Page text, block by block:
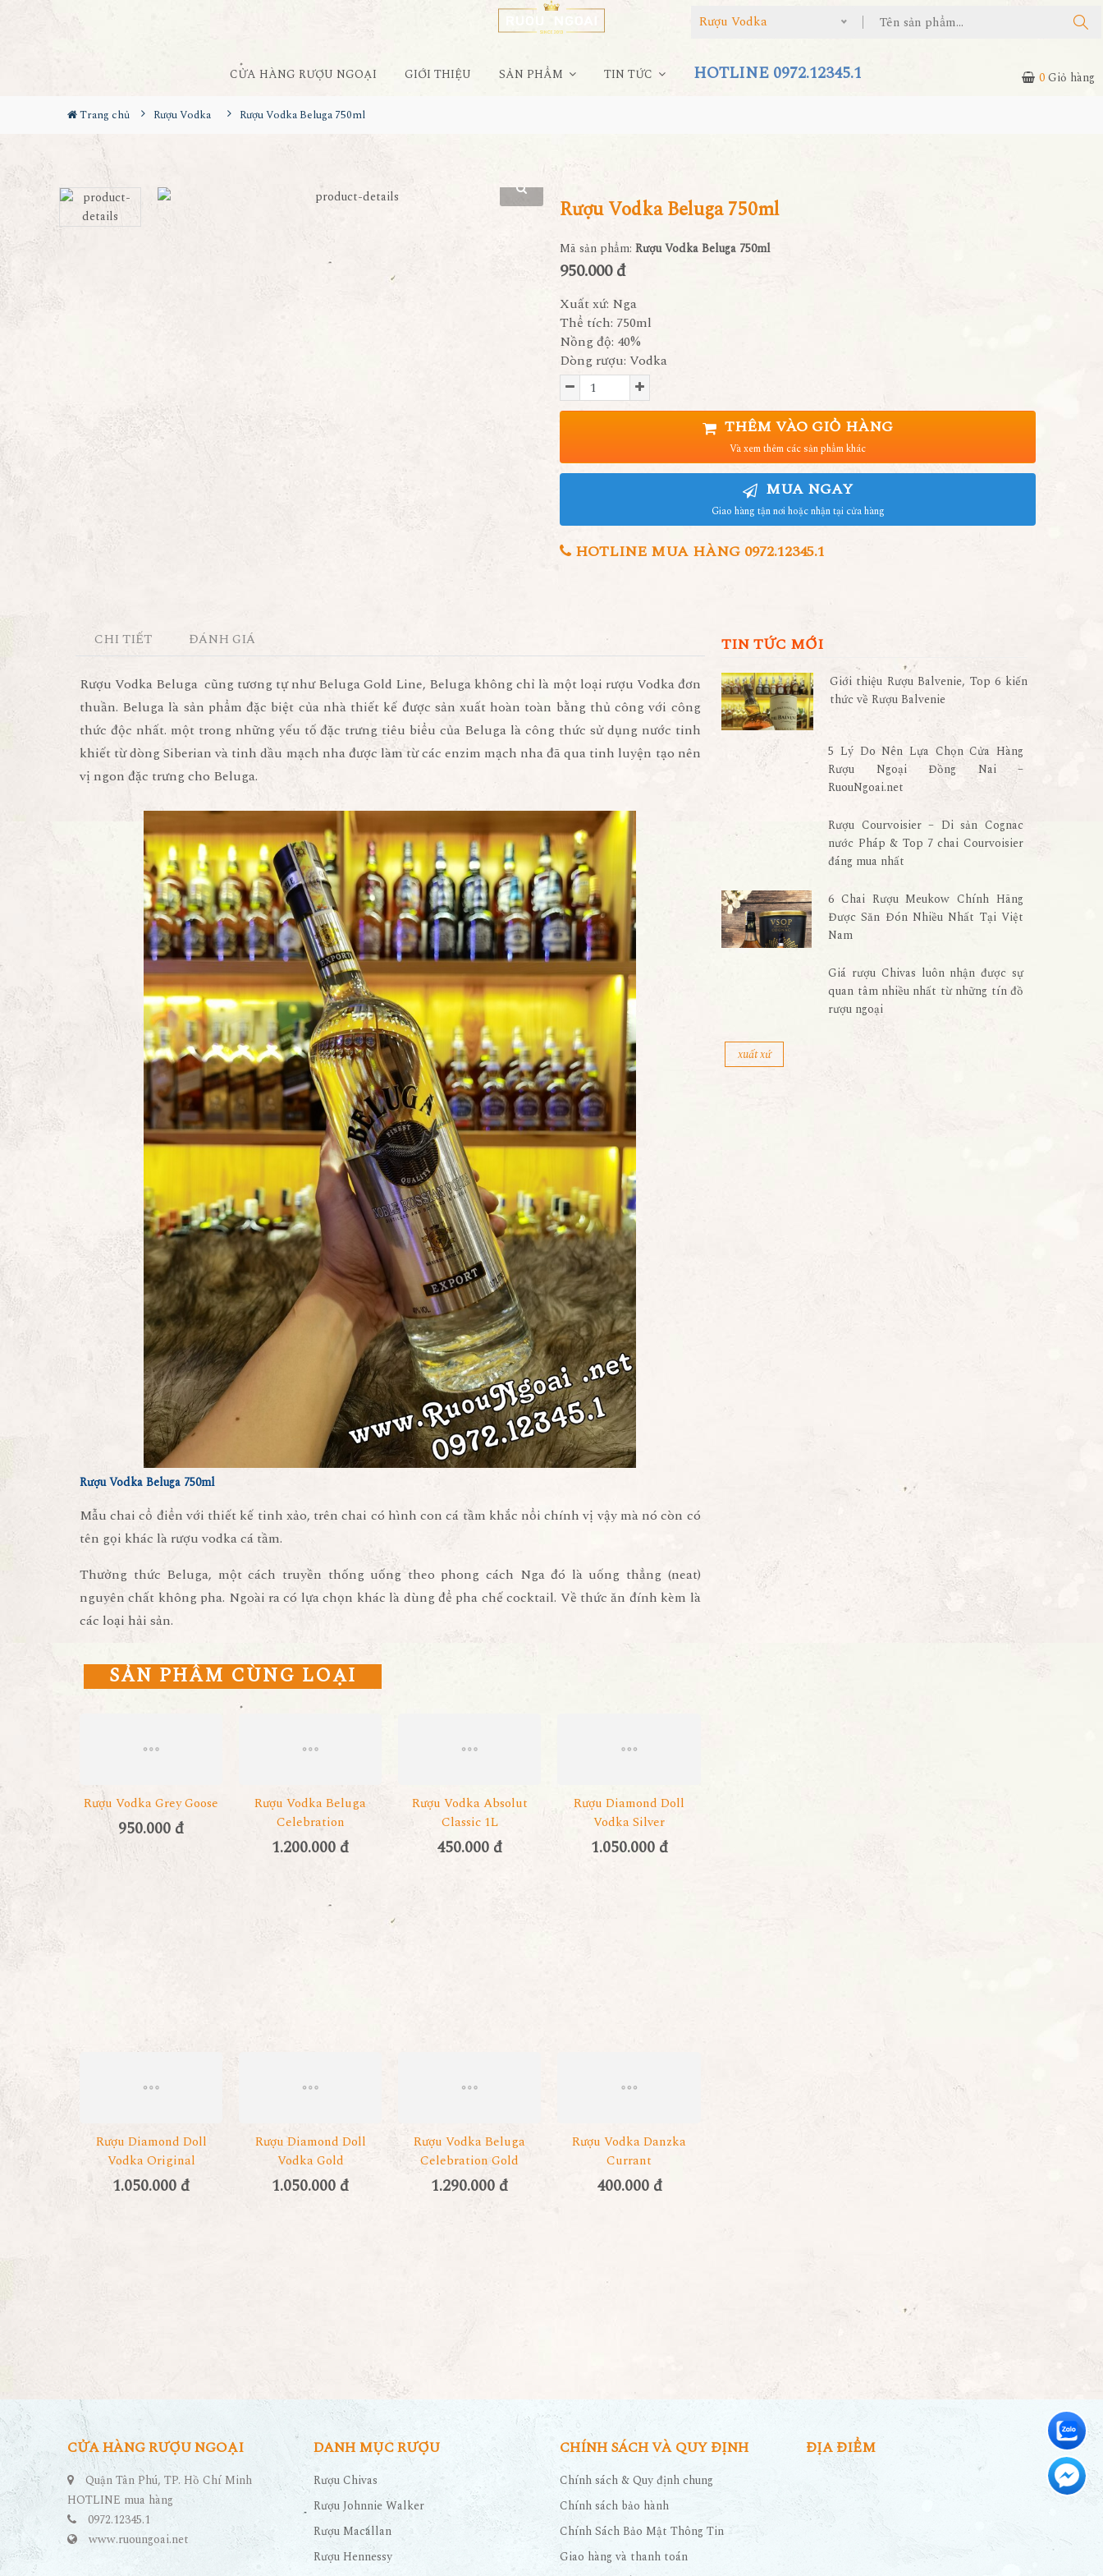
Rượu Vodka
CỬA HÀNG RƯỢU NGOẠI GIỚI THIỆU SẢN PHẨM TIN TỨC HOTLINE 0972.12345.1 0Giỏ hàng
Trang chủ Rượu Vodka Rượu Vodka Beluga 750ml
Rượu Vodka Beluga 750ml
Mã sản phẩm: Rượu Vodka Beluga 750ml
950.000 đ
Xuất xứ: Nga
Thể tích: 750ml
Nồng độ: 40%
Dòng rượu: Vodka
THÊM VÀO GIỎ HÀNG
Và xem thêm các sản phẩm khác
MUA NGAY
Giao hàng tận nơi hoặc nhận tại cửa hàng
HOTLINE MUA HÀNG 0972.12345.1
CHI TIẾT ĐÁNH GIÁ
Rượu Vodka Beluga cũng tương tự như Beluga Gold Line, Beluga không chỉ là một loại rượu Vodka đơn
thuần. Beluga là sản phẩm đặc biệt của nhà thiết kế được sản xuất hoàn toàn bằng thủ công với công
thức độc nhất. một trong những yếu tố đặc trưng tiêu biểu của Beluga là công thức sử dụng nước tinh
khiết từ dòng Siberian và tinh dầu mạch nha được làm từ các enzim mạch nha đã qua tinh luyện tạo nên
vị ngon đặc trưng cho Beluga.
Rượu Vodka Beluga 750ml
Mẫu chai cổ điển với thiết kế tinh xảo, trên chai có hình con cá tầm khắc nổi chính vị vậy mà nó còn có
tên gọi khác là rượu vodka cá tầm.
Thưởng thức Beluga, một cách truyền thống uống theo phong cách Nga đó là uống thẳng (neat)
nguyên chất không pha. Ngoài ra có lựa chọn khác là dùng để pha chế cocktail. Về thức ăn đính kèm là
các loại hải sản.
SẢN PHẨM CÙNG LOẠI
Rượu Vodka Grey Goose
950.000 đ
Rượu Vodka Beluga
Celebration
1.200.000 đ
Rượu Vodka Absolut
Classic 1L
450.000 đ
Rượu Diamond Doll
Vodka Silver
1.050.000 đ
Rượu Diamond Doll
Vodka Original
1.050.000 đ
Rượu Diamond Doll
Vodka Gold
1.050.000 đ
Rượu Vodka Beluga
Celebration Gold
1.290.000 đ
Rượu Vodka Danzka
Currant
400.000 đ
TIN TỨC MỚI
Giới thiệu Rượu Balvenie, Top 6 kiến
thức về Rượu Balvenie
5 Lý Do Nên Lựa Chọn Cửa Hàng
Rượu Ngoại Đồng Nai –
RuouNgoai.net
Rượu Courvoisier – Di sản Cognac
nước Pháp & Top 7 chai Courvoisier
đáng mua nhất
6 Chai Rượu Meukow Chính Hãng
Được Săn Đón Nhiều Nhất Tại Việt
Nam
Giá rượu Chivas luôn nhận được sự
quan tâm nhiều nhất từ những tín đồ
rượu ngoại
xuất xứ
CỬA HÀNG RƯỢU NGOẠI
Quận Tân Phú, TP. Hồ Chí Minh
HOTLINE mua hàng
0972.12345.1
www.ruoungoai.net
DANH MỤC RƯỢU
Rượu Chivas
Rượu Johnnie Walker
Rượu Macallan
Rượu Hennessy
CHÍNH SÁCH VÀ QUY ĐỊNH
Chính sách & Quy định chung
Chính sách bảo hành
Chính Sách Bảo Mật Thông Tin
Giao hàng và thanh toán
ĐỊA ĐIỂM